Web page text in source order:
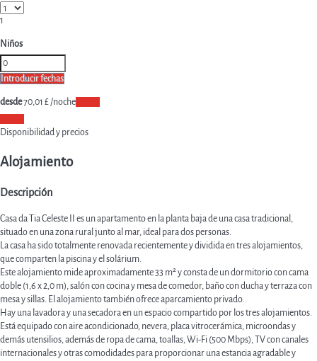
1
Niños
Introducir fechas
desde70,01 £/noche
Disponibilidad y precios
Alojamiento
Descripción
Casa da Tia Celeste II es un apartamento en la planta baja de una casa tradicional,
situado en una zona rural junto al mar, ideal para dos personas.
La casa ha sido totalmente renovada recientemente y dividida en tres alojamientos,
que comparten la piscina y el solárium.
Este alojamiento mide aproximadamente 33 m² y consta de un dormitorio con cama
doble (1,6 x 2,0 m), salón con cocina y mesa de comedor, baño con ducha y terraza con
mesa y sillas. El alojamiento también ofrece aparcamiento privado.
Hay una lavadora y una secadora en un espacio compartido por los tres alojamientos.
Está equipado con aire acondicionado, nevera, placa vitrocerámica, microondas y
demás utensilios, además de ropa de cama, toallas, Wi-Fi (500 Mbps), TV con canales
internacionales y otras comodidades para proporcionar una estancia agradable y